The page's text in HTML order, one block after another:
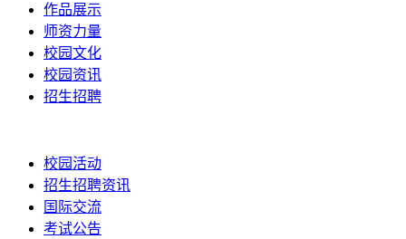
作品展示
师资力量
校园文化
校园资讯
招生招聘
校园活动
招生招聘资讯
国际交流
考试公告